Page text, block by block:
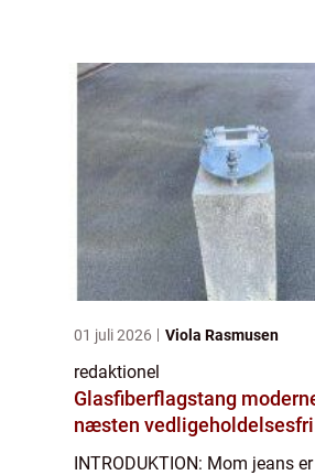
denne artikel vil...
01 juli 2026 Viola Rasmusen
redaktionel
Glasfiberflagstang moderne, let og
næsten vedligeholdelsesfri
INTRODUKTION: Mom jeans